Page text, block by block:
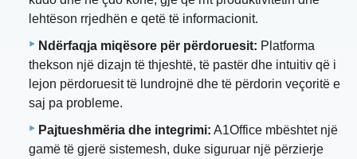
lehtëson rrjedhën e qetë të informacionit.
Ndërfaqja miqësore për përdoruesit: Platforma
thekson një dizajn të thjeshtë, të pastër dhe intuitiv që i
lejon përdoruesit të lundrojnë dhe të përdorin veçoritë e
saj pa probleme.
Pajtueshmëria dhe integrimi: A1Office mbështet një
gamë të gjerë sistemesh, duke siguruar një përzierje